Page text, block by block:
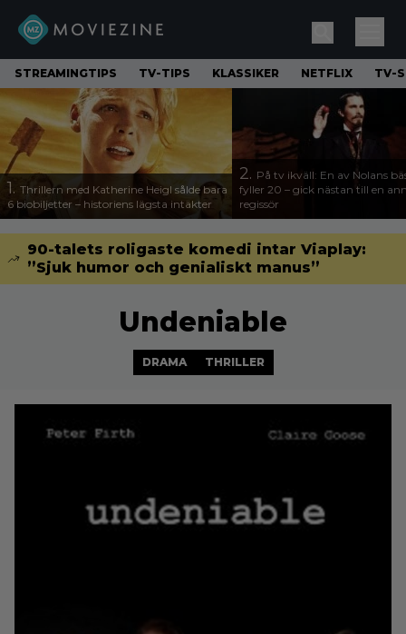
STREAMINGTIPS TV-TIPS KLASSIKER NETFLIX TV-
1. Thrillern med Katherine Heigl sålde bara
6 biobiljetter – historiens lägsta intäkter
2. På tv ikväll: En av Nolans
fyller 20 – gick nästan till en
regissör
90-talets roligaste komedi intar Viaplay:
”Sjuk humor och genialiskt manus”
Undeniable
DRAMA THRILLER